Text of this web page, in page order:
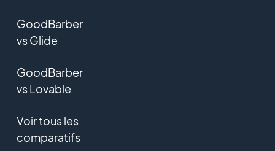
GoodBarber
vs Glide
GoodBarber
vs Lovable
Voir tous les
comparatifs